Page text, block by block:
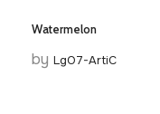
Watermelon
by LgO7-ArtiC